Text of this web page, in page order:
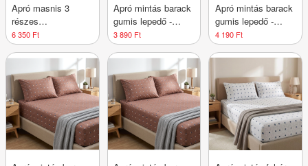
Apró masnis 3
részes
ágyneműhuzat -
Fehér
6 350 Ft
Apró mintás barack
gumis lepedő -
160x200 cm
3 890 Ft
Apró mintás barack
gumis lepedő -
180x200 cm
4 190 Ft